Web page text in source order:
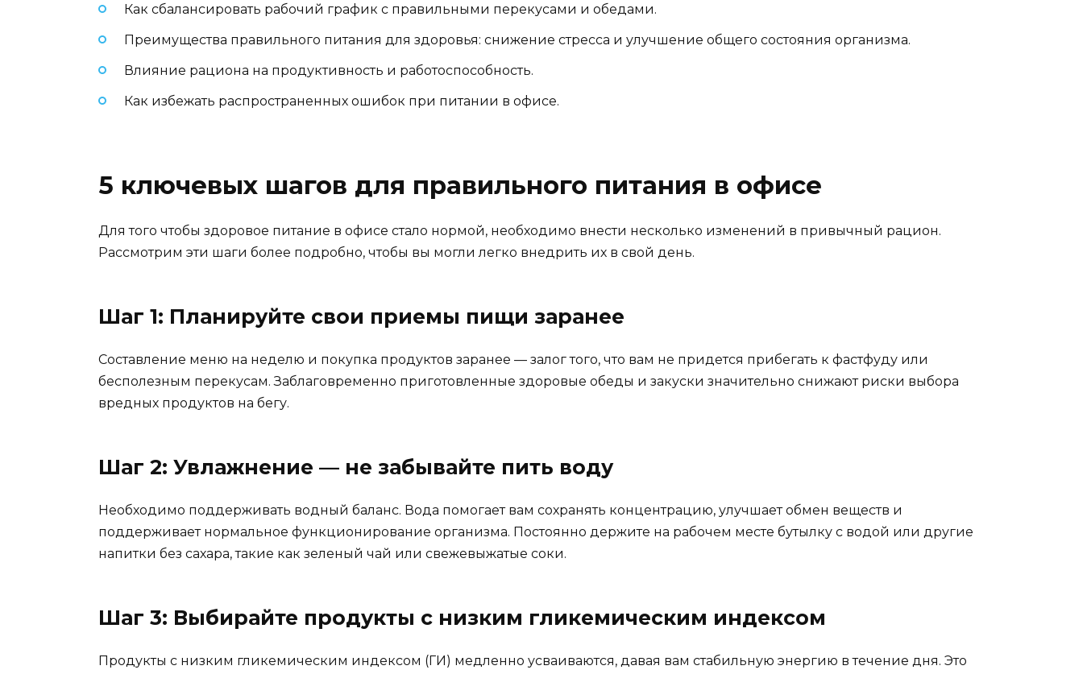
Как сбалансировать рабочий график с правильными перекусами и обедами.
Преимущества правильного питания для здоровья: снижение стресса и улучшение общего состояния организма.
Влияние рациона на продуктивность и работоспособность.
Как избежать распространенных ошибок при питании в офисе.
5 ключевых шагов для правильного питания в офисе
Для того чтобы здоровое питание в офисе стало нормой, необходимо внести несколько изменений в привычный рацион.
Рассмотрим эти шаги более подробно, чтобы вы могли легко внедрить их в свой день.
Шаг 1: Планируйте свои приемы пищи заранее
Составление меню на неделю и покупка продуктов заранее — залог того, что вам не придется прибегать к фастфуду или
бесполезным перекусам. Заблаговременно приготовленные здоровые обеды и закуски значительно снижают риски выбора
вредных продуктов на бегу.
Шаг 2: Увлажнение — не забывайте пить воду
Необходимо поддерживать водный баланс. Вода помогает вам сохранять концентрацию, улучшает обмен веществ и
поддерживает нормальное функционирование организма. Постоянно держите на рабочем месте бутылку с водой или другие
напитки без сахара, такие как зеленый чай или свежевыжатые соки.
Шаг 3: Выбирайте продукты с низким гликемическим индексом
Продукты с низким гликемическим индексом (ГИ) медленно усваиваются, давая вам стабильную энергию в течение дня. Это